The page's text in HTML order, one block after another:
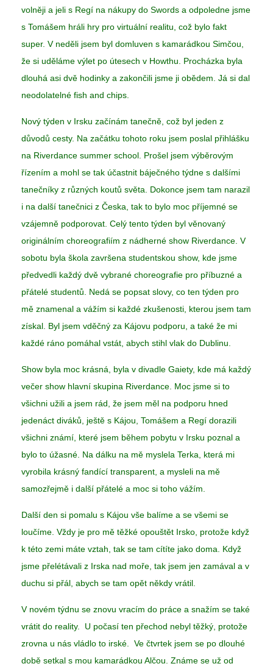
volněji a jeli s Regí na nákupy do Swords a odpoledne jsme
s Tomášem hráli hry pro virtuální realitu, což bylo fakt
super. V neděli jsem byl domluven s kamarádkou Simčou,
že si uděláme výlet po útesech v Howthu. Procházka byla
dlouhá asi dvě hodinky a zakončili jsme ji obědem. Já si dal
neodolatelné fish and chips.
Nový týden v Irsku začínám tanečně, což byl jeden z
důvodů cesty. Na začátku tohoto roku jsem poslal přihlášku
na Riverdance summer school. Prošel jsem výběrovým
řízením a mohl se tak účastnit báječného týdne s dalšími
tanečníky z různých koutů světa. Dokonce jsem tam narazil
i na další tanečnici z Česka, tak to bylo moc příjemné se
vzájemně podporovat. Celý tento týden byl věnovaný
originálním choreografiím z nádherné show Riverdance. V
sobotu byla škola završena studentskou show, kde jsme
předvedli každý dvě vybrané choreografie pro příbuzné a
přátelé studentů. Nedá se popsat slovy, co ten týden pro
mě znamenal a vážím si každé zkušenosti, kterou jsem tam
získal. Byl jsem vděčný za Kájovu podporu, a také že mi
každé ráno pomáhal vstát, abych stihl vlak do Dublinu.
Show byla moc krásná, byla v divadle Gaiety, kde má každý
večer show hlavní skupina Riverdance. Moc jsme si to
všichni užili a jsem rád, že jsem měl na podporu hned
jedenáct diváků, ještě s Kájou, Tomášem a Regí dorazili
všichni známí, které jsem během pobytu v Irsku poznal a
bylo to úžasné. Na dálku na mě myslela Terka, která mi
vyrobila krásný fandící transparent, a mysleli na mě
samozřejmě i další přátelé a moc si toho vážím.
Další den si pomalu s Kájou vše balíme a se všemi se
loučíme. Vždy je pro mě těžké opouštět Irsko, protože když
k této zemi máte vztah, tak se tam cítíte jako doma. Když
jsme přelétávali z Irska nad moře, tak jsem jen zamával a v
duchu si přál, abych se tam opět někdy vrátil.
V novém týdnu se znovu vracím do práce a snažím se také
vrátit do reality. U počasí ten přechod nebyl těžký, protože
zrovna u nás vládlo to irské. Ve čtvrtek jsem se po dlouhé
době setkal s mou kamarádkou Alčou. Známe se už od